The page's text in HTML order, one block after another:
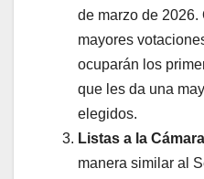
de marzo de
mayores
ocuparán los
que les da una
elegidos.
Listas a la
manera similar al